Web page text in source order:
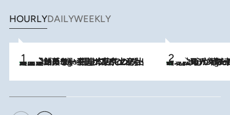
HOURLYDAILYWEEKLY
3 Hours Ago
【間違いのない王道・東京土産】資生堂パーラー 銀座本店でのみ出会える銘菓5選《極上プディング・濃厚チーズケーキ・ボンボンショコラほか》 3 Hours Ago
《北欧の人々の幸福度が高いのは…》元デンマーク親善大使が出会った“心が満たされる暮らし”「いいかげんにヒュッゲしなさい！」